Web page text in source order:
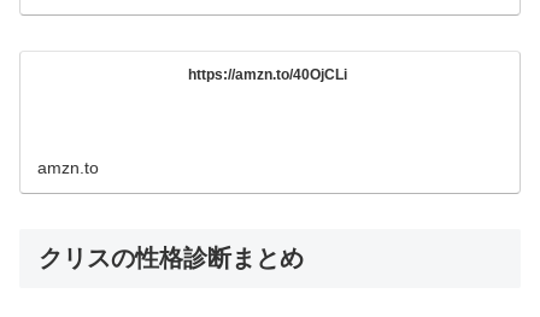
https://amzn.to/40OjCLi
amzn.to
クリスの性格診断まとめ